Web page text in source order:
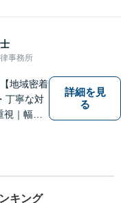
談しやす
気の事
事務所
地域密着
丁寧な対
｜幅広
点】
詳細を見
る
キング